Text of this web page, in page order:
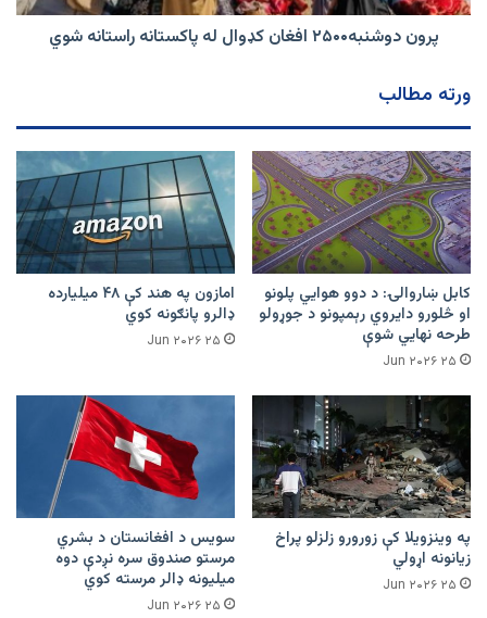
پرون دوشنبه۲۵۰۰ افغان کډوال له پاکستانه راستانه شوي
ورته مطالب
کابل ښاروالۍ: د دوو هوايي پلونو
او څلورو دایروي رېمپونو د جوړولو
طرحه نهایي شوې
۲۵ Jun ۲۰۲۶
امازون په هند کې ۴۸ میلیارده
ډالرو پانګونه کوي
۲۵ Jun ۲۰۲۶
په وینزویلا کې زورورو زلزلو پراخ
زیانونه اړولي
۲۵ Jun ۲۰۲۶
سویس د افغانستان د بشري
مرستو صندوق سره نږدې دوه
میلیونه ډالر مرسته کوي
۲۵ Jun ۲۰۲۶